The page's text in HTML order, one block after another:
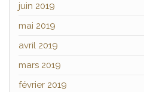
juin 2019
mai 2019
avril 2019
mars 2019
février 2019